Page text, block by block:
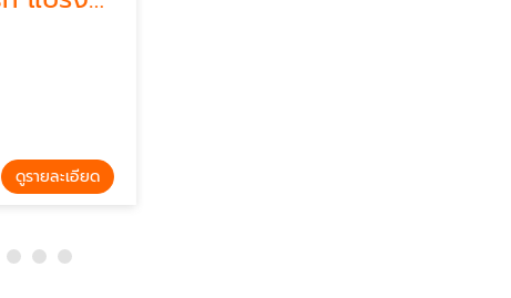
ดูรายละเอียด